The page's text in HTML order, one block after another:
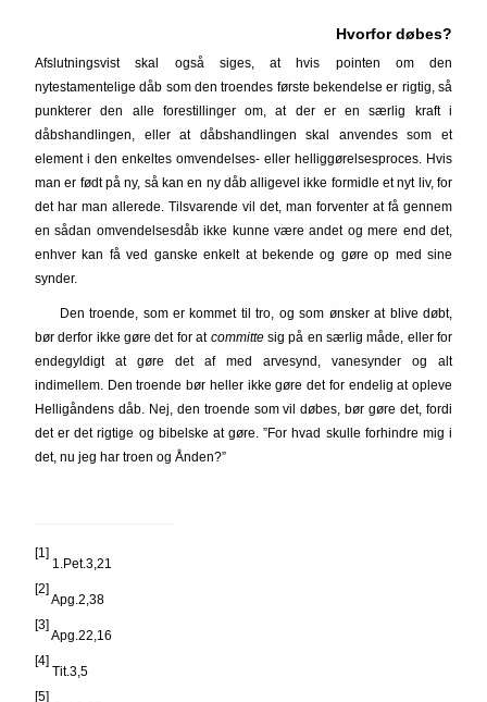
Hvorfor døbes?
Afslutningsvist skal også siges, at hvis pointen om den
nytestamentelige dåb som den troendes første bekendelse er rigtig, så
punkterer den alle forestillinger om, at der er en særlig kraft i
dåbshandlingen, eller at dåbshandlingen skal anvendes som et
element i den enkeltes omvendelses- eller helliggørelsesproces. Hvis
man er født på ny, så kan en ny dåb alligevel ikke formidle et nyt liv, for
det har man allerede. Tilsvarende vil det, man forventer at få gennem
en sådan omvendelsesdåb ikke kunne være andet og mere end det,
enhver kan få ved ganske enkelt at bekende og gøre op med sine
synder.
Den troende, som er kommet til tro, og som ønsker at blive døbt,
bør derfor ikke gøre det for at committesig på en særlig måde, eller for
endegyldigt at gøre det af med arvesynd, vanesynder og alt
indimellem. Den troende bør heller ikke gøre det for endelig at opleve
Helligåndens dåb. Nej, den troende som vil døbes, bør gøre det, fordi
det er det rigtige og bibelske at gøre. ”For hvad skulle forhindre mig i
det, nu jeg har troen og Ånden?”
[1]
1.Pet.3,21
[2]
Apg.2,38
[3]
Apg.22,16
[4]
Tit.3,5
[5]